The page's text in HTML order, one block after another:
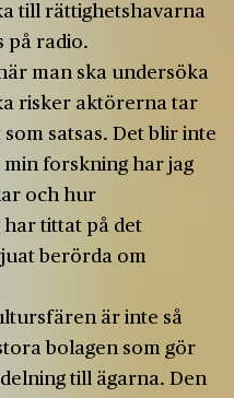
till rättighetshavarna
på radio.
man ska undersöka
risker aktörerna tar
satsas. Det blir inte
forskning har jag
och hur
tittat på det
berörda om
är inte så
bolagen som gör
till ägarna. Den